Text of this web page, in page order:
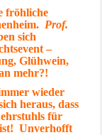
fröhliche
Prof.
sich
–
, Glühwein,
mehr?!
wieder
heraus, dass
für
Unverhofft